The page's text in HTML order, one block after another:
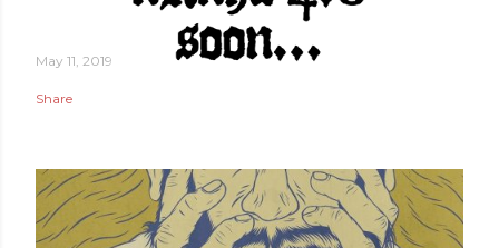
May 11, 2019
Share